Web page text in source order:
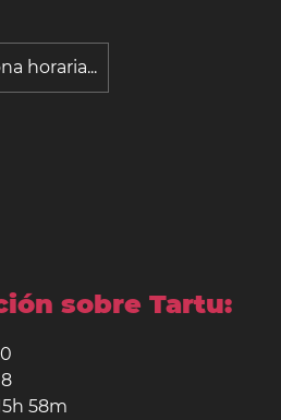
horaria...
sobre Tartu:
58m